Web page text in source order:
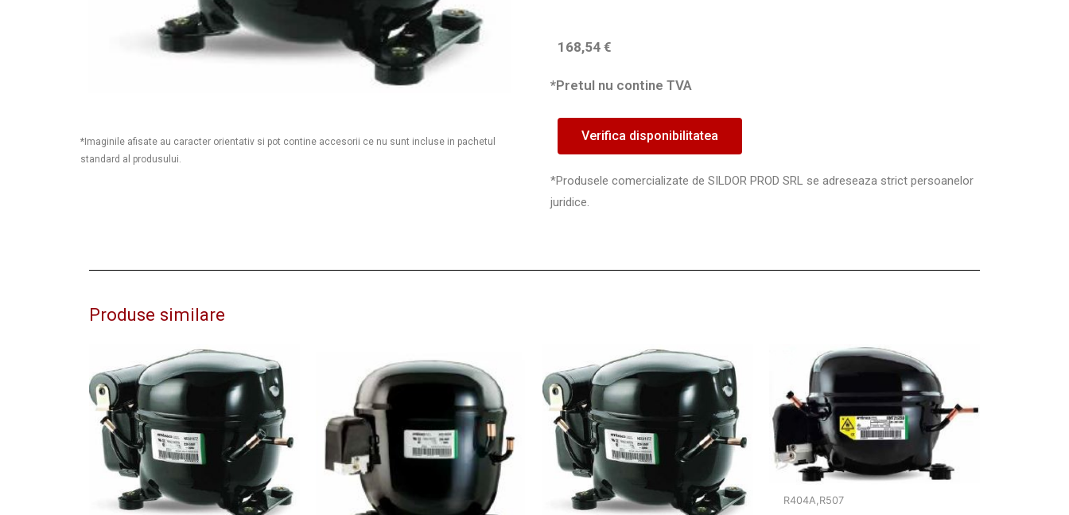
*Imaginile afisate au caracter orientativ si pot contine accesorii ce nu sunt incluse in pachetul
standard al produsului.
168,54 €
*Pretul nu contine TVA
Verifica disponibilitatea
*Produsele comercializate de SILDOR PROD SRL se adreseaza strict persoanelor
juridice.
Produse similare
R404A,R507